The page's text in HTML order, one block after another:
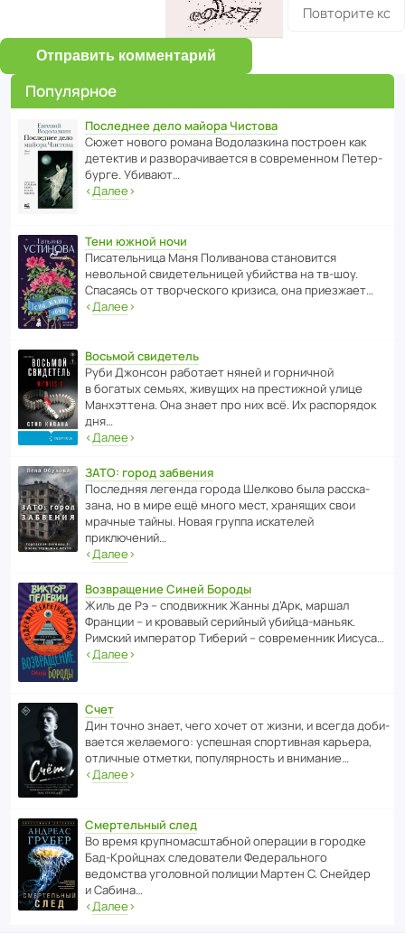
Отправить комментарий
Популярное
Последнее дело майора Чистова
Сюжет нового романа Водо­ла­з­кина пост­роен как
дете­ктив и разво­ра­чи­ва­ется в совре­менном Пете­р­
бурге. Убивают…
‹Далее›
Тени южной ночи
Писа­тель­ница Маня Поли­ва­нова стано­вится
невольной свиде­тель­ницей убийства на тв-шоу.
Спасаясь от твор­че­с­кого кризиса, она приезжает…
‹Далее›
Восьмой свидетель
Руби Джонсон рабо­тает няней и горни­чной
в богатых семьях, живущих на прес­ти­жной улице
Манх­эт­тена. Она знает про них всё. Их распо­рядок
дня…
‹Далее›
ЗАТО: город забвения
После­дняя легенда города Шелково была расска­
зана, но в мире ещё много мест, хранящих свои
мрачные тайны. Новая группа иска­телей
приключений…
‹Далее›
Возвращение Синей Бороды
Жиль де Рэ – спод­ви­жник Жанны д’Арк, маршал
Франции – и кровавый серийный убийца-маньяк.
Римский импе­ратор Тиберий – совре­менник Иисуса…
‹Далее›
Счет
Дин точно знает, чего хочет от жизни, и всегда доби­
ва­ется жела­е­мого: успе­шная спор­ти­вная карьера,
отли­чные отметки, попу­ля­р­ность и внимание…
‹Далее›
Смертельный след
Во время круп­но­мас­ш­та­бной операции в городке
Бад‑Крой­цнах следо­ва­тели Феде­раль­ного
ведомства уголо­вной полиции Мартен С. Снейдер
и Сабина…
‹Далее›